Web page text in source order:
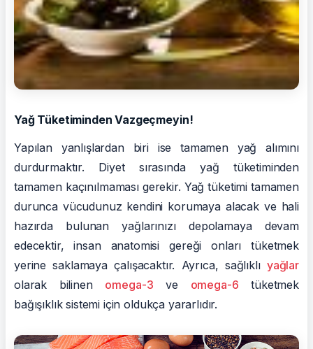
Yağ Tüketiminden Vazgeçmeyin!
Yapılan yanlışlardan biri ise tamamen yağ alımını
durdurmaktır. Diyet sırasında yağ tüketiminden
tamamen kaçınılmaması gerekir. Yağ tüketimi tamamen
durunca vücudunuz kendini korumaya alacak ve hali
hazırda bulunan yağlarınızı depolamaya devam
edecektir, insan anatomisi gereği onları tüketmek
yerine saklamaya çalışacaktır. Ayrıca, sağlıklı yağlar
olarak bilinen omega-3 ve omega-6 tüketmek
bağışıklık sistemi için oldukça yararlıdır.